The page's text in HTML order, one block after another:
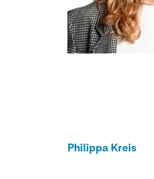
Philippa Kreis